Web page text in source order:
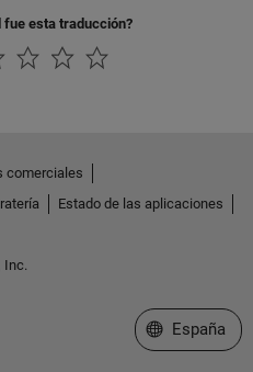
fue esta traducción?
comerciales
Estado de las aplicaciones
Inc.
Seleccione
España